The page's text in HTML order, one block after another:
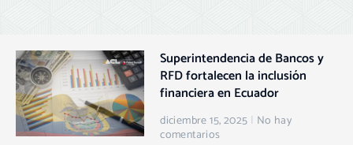
Superintendencia de Bancos y
RFD fortalecen la inclusión
financiera en Ecuador
diciembre 15, 2025 No hay
comentarios
Page
PagePagePagePage